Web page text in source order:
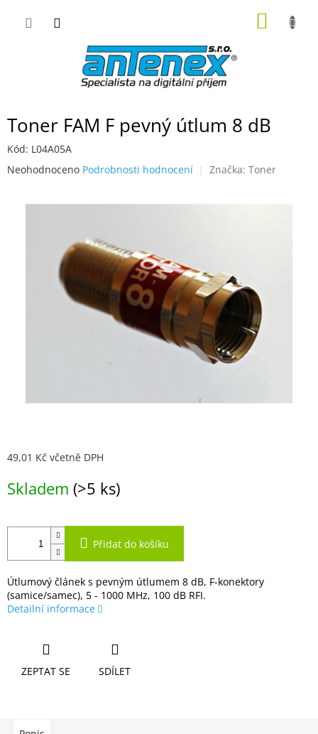
Toner FAM F pevný útlum 8 dB
Kód: L04A05A
Průměrné
Neohodnoceno Podrobnosti hodnocení Značka: Toner
49,01 Kč včetně DPH
cena:
Skladem (>5 ks)
Přidat do košíku
Útlumový článek s pevným útlumem 8 dB, F-konektory
(samice/samec), 5 - 1000 MHz, 100 dB RFI.
Detailní informace
ZEPTAT SE SDÍLET